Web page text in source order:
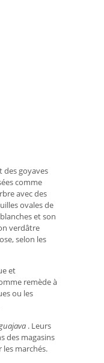
des goyaves
comme
avec des
ovales de
et son
verdâtre
selon les
et
remède à
ou les
. Leurs
des magasins
marchés.